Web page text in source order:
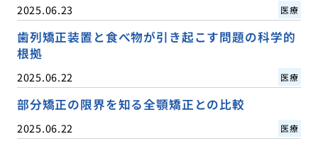
2025.06.23 医療
歯列矯正装置と食べ物が引き起こす問題の科学的
根拠
2025.06.22 医療
部分矯正の限界を知る全顎矯正との比較
2025.06.22 医療